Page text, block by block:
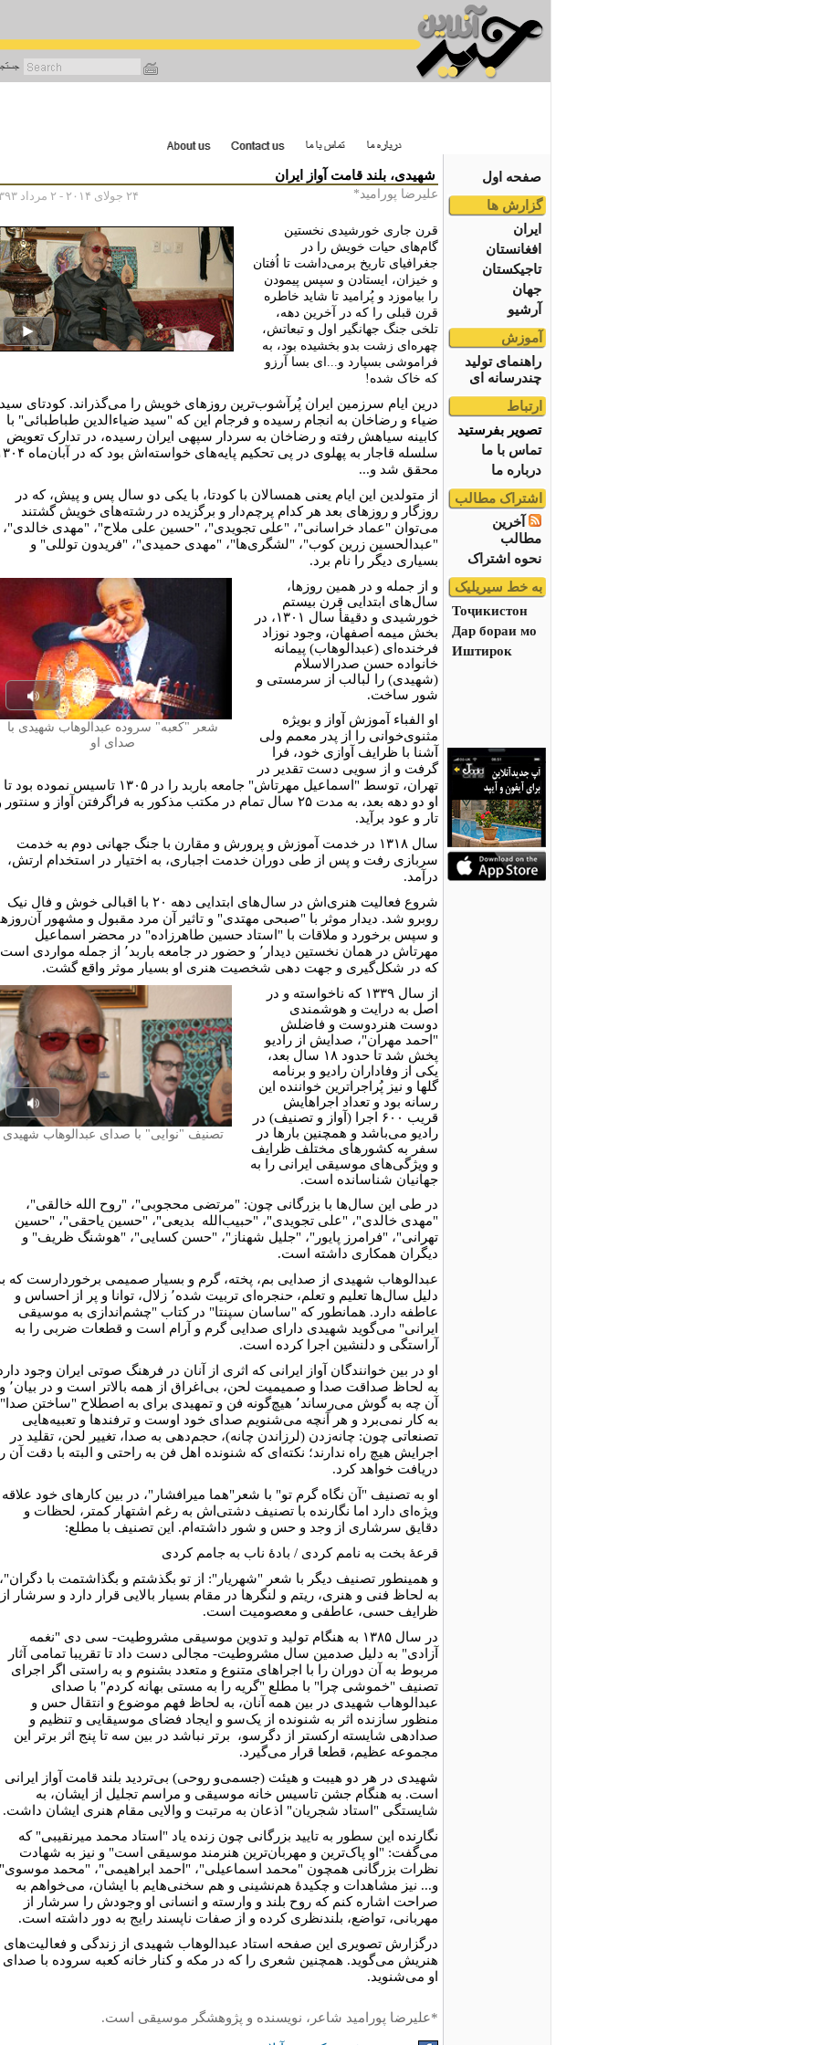
صفحه اول
گزارش ها
ایران
افغانستان
تاجیکستان
جهان
آرشیو
آموزش
راهنمای تولید
چندرسانه ای
ارتباط
تصویر بفرستید
تماس با ما
درباره ما
اشتراک مطالب
آخرین
مطالب
نحوه اشتراک
به خط سیریلیک
Тоҷикистон
Дар бораи мо
Иштирок
شهیدی، بلند قامت آواز ایران
۲۴ جولای ۲۰۱۴ - ۲ مرداد ۱۳۹۳ علیرضا پورامید*
قرن جاری خورشیدی نخستین
گام‌های حیات خویش را در
جغرافیای تاریخ برمی‌داشت تا اُفتان
و خیزان، ایستادن و سپس پیمودن
را بیاموزد و پُرامید تا شاید خاطره
قرن قبلی را که در آخرین دهه،
تلخی جنگ جهانگیر اول و تبعاتش،
چهره‌ای زشت بدو بخشیده بود، به
فراموشی بسپارد و...ای بسا آرزو
که خاک شده!
درین ایام سرزمین ایران پُرآشوب‌ترین روزهای خویش را می‌گذراند. کودتای سید
ضیاء و رضاخان به انجام رسیده و فرجام این که "سید ضیاءالدین طباطبائی" با
کابینه سیاهش رفته و رضاخان به سردار سپهی ایران رسیده، در تدارک تعویض
سلسله قاجار به پهلوی در پی تحکیم پایه‌های خواسته‌اش بود
محقق شد و...
از متولدین این ایام یعنی همسالان با کودتا، با یکی دو سال پس و پیش، که در
روزگار و روزهای بعد هر کدام پرچم‌دار و برگزیده در رشته‌های خویش گشتند
می‌توان "عماد خراسانی"، "علی تجویدی"، "حسین علی ملاح"، "مهدی خالدی"،
"عبدالحسین زرین کوب"، "لشگری‌ها"، "مهدی حمیدی"، "فریدون توللی" و
بسیاری دیگر را نام برد.
شعر "کعبه" سروده عبدالوهاب شهیدی با
صدای او
و از جمله و در همین روزها،
سال‌های ابتدایی قرن بیستم
خورشیدی و دقیقأ سال ۱۳۰۱، در
بخش میمه اصفهان، وجود نوزاد
فرخنده‌ای (عبدالوهاب) پیمانه
خانواده حسن صدرالاسلام
(شهیدی) را لبالب از سرمستی و
شور ساخت.
او الفباء آموزش آواز و بویژه
مثنوی‌خوانی را از پدر معمم ولی
آشنا با ظرایف آوازی خود، فرا
گرفت و از سویی دست تقدیر در
تهران، توسط "اسماعیل مهرتاش" جامعه باربد را در ۱۳۰۵ تاسیس نموده بود تا
او دو دهه بعد، به مدت ۲۵ سال تمام در مکتب مذکور به فراگرفتن آواز و
تار و عود برآید.
سال ۱۳۱۸ در خدمت آموزش و پرورش و مقارن با جنگ جهانی دوم به خدمت
سربازی رفت و پس از طی دوران خدمت اجباری، به اختیار در استخدام ارتش،
درآمد.
شروع فعالیت هنری‌اش در سال‌های ابتدایی دهه ۲۰ با اقبالی خوش و فال نیک
روبرو شد. دیدار موثر با "صبحی مهتدی" و تاثیر آن مرد مقبول و مشهور
و سپس برخورد و ملاقات با "استاد حسین طاهرزاده" در محضر اسماعیل
مهرتاش در همان نخستین دیدار٬ و حضور در جامعه باربد٬ از جمله مواردی است
که در شکل‌گیری و جهت دهی شخصیت هنری او بسیار موثر واقع گشت.
تصنیف "نوایی" با صدای عبدالوهاب شهیدی
از سال ۱۳۳۹ که ناخواسته و در
اصل به درایت و هوشمندی
دوست هنردوست و فاضلش
"احمد مهران"، صدایش از رادیو
پخش شد تا حدود ۱۸ سال بعد،
یکی از وفاداران رادیو و برنامه
گلها و نیز پُراجراترین خواننده این
رسانه بود و تعداد اجراهایش
قریب ۶۰۰ اجرا (آواز و تصنیف) در
رادیو می‌باشد و همچنین بارها در
سفر به کشورهای مختلف ظرایف
و ویژگی‌های موسیقی ایرانی را به
جهانیان شناسانده است.
در طی این سال‌ها با بزرگانی چون: "مرتضی محجوبی"، "روح الله خالقی"،
"مهدی خالدی"، "علی تجویدی"، "حبیب‌الله بدیعی"، "حسین یاحقی"، "حسین
تهرانی"، "فرامرز پایور"، "جلیل شهناز"، "حسن کسایی"، "هوشنگ ظریف" و
دیگران همکاری داشته است.
عبدالوهاب شهیدی از صدایی بم، پخته، گرم و بسیار صمیمی ‌برخوردارست که
دلیل سال‌ها تعلیم و تعلم، حنجره‌ای تربیت شده٬ زلال، توانا و پر از احساس و
عاطفه دارد. همانطور که "ساسان سپنتا" در کتاب "چشم‌اندازی به موسیقی
ایرانی" می‌گوید شهیدی دارای صدایی گرم و آرام است و قطعات ضربی را به
آراستگی و دلنشین اجرا کرده است.
او در بین خوانندگان آواز ایرانی که اثری از آنان در فرهنگ صوتی ایران وجود
به لحاظ صداقت صدا و صمیمیت لحن، بی‌اغراق از همه بالاتر است و در بیان٬ و
آن چه به گوش می‌رساند٬ هیچ‌گونه فن و تمهیدی برای به اصطلاح "ساختن صدا"
به کار نمی‌برد و هر آنچه می‌شنویم صدای خود اوست و ترفندها و تعبیه‌هایی
تصنعاتی چون: چانه‌زدن (لرزاندن چانه)، حجم‌دهی به صدا، تغییر لحن، تقلید در
اجرایش هیچ راه ندارند؛ نکته‌ای که شنونده اهل فن به راحتی و البته با دقت آن
دریافت خواهد کرد.
او به تصنیف "آن نگاه گرم تو" با شعر"هما میرافشار"، در بین کارهای خود علاقه‌
ویژه‌ای دارد اما نگارنده با تصنیف دشتی‌اش به رغم اشتهار کمتر، لحظات و
دقایق سرشاری از وجد و حس و شور داشته‌ام. این تصنیف با مطلع:
قرعۀ بخت به نامم کردی / بادۀ ناب به جامم کردی
و همینطور تصنیف دیگر با شعر "شهریار": از تو بگذشتم و بگذاشتمت با دگران"،
به لحاظ فنی و هنری، ریتم و لنگرها در مقام بسیار بالایی قرار دارد و سرشار از
ظرایف حسی، عاطفی و معصومیت است.
در سال ۱۳۸۵ به هنگام تولید و تدوین موسیقی مشروطیت- سی دی "نغمه
آزادی" به دلیل صدمین سال مشروطیت- مجالی دست داد تا تقریبا تمامی‌ آثار
مربوط به آن دوران را با اجراهای متنوع و متعدد بشنوم و به راستی اگر اجرای
تصنیف "خموشی چرا" با مطلع "گریه را به مستی بهانه کردم" با صدای
عبدالوهاب شهیدی در بین همه آنان، به لحاظ فهم موضوع و انتقال حس و
منظور سازنده اثر به شنونده از یک‌سو و ایجاد فضای موسیقایی و تنظیم و
صدادهی شایسته ارکستر از دگرسو، برتر نباشد در بین سه تا پنج اثر برتر این
مجموعه عظیم، قطعا قرار می‌گیرد.
شهیدی در هر دو هیبت و هیئت (جسمی‌و روحی) بی‌تردید بلند قامت آواز ایرانی
است. به هنگام جشن تاسیس خانه موسیقی و مراسم تجلیل از ایشان، به
شایستگی "استاد شجریان" اذعان به مرتبت و والایی مقام هنری ایشان داشت.
نگارنده این سطور به تایید بزرگانی چون زنده یاد "استاد محمد میرنقیبی" که
می‌گفت: "او پاک‌ترین و مهربان‌ترین هنرمند موسیقی است" و نیز به شهادت
نظرات بزرگانی همچون "محمد اسماعیلی"، "احمد ابراهیمی"، "محمد موسوی"
و... نیز مشاهدات و چکیدۀ هم‌نشینی و هم سخنی‌هایم با ایشان، می‌خواهم به
صراحت اشاره کنم که روح بلند و وارسته و انسانی او وجودش را سرشار از
مهربانی، تواضع، بلندنظری کرده و از صفات ناپسند رایج به دور داشته است‫.‬
درگزارش تصویری این صفحه استاد عبدالوهاب شهیدی از زندگی و فعالیت‌های
هنریش می‌گوید. همچنین شعری را که در مکه و کنار خانه کعبه سروده با صدای
او می‌شنوید.
*علیرضا پورامید شاعر، نویسنده و پژوهشگر موسیقی است.